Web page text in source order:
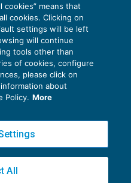
S.p.A.v2.32.4
Milano - info@ecnews.it
cookies” means that
cookies. Clicking on
settings will be left
will continue
tools other than
of cookies, configure
please click on
about
Policy. More
All